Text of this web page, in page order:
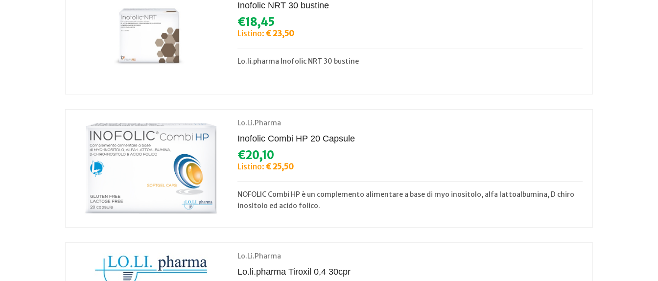
Inofolic NRT 30 bustine
€18,45
Listino: € 23,50
Lo.li.pharma Inofolic NRT 30 bustine
Lo.Li.Pharma
Inofolic Combi HP 20 Capsule
€20,10
Listino: € 25,50
NOFOLIC Combi HP è un complemento alimentare a base di myo inositolo, alfa lattoalbumina, D chiro
inositolo ed acido folico.
Lo.Li.Pharma
Lo.li.pharma Tiroxil 0,4 30cpr